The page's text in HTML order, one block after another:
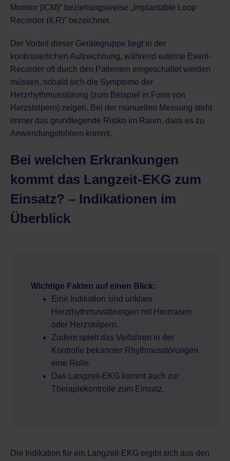
Monitor (ICM)“ beziehungsweise „Implantable Loop
Recorder (ILR)“ bezeichnet.
Der Vorteil dieser Gerätegruppe liegt in der
kontinuierlichen Aufzeichnung, während externe Event-
Recorder oft durch den Patienten eingeschaltet werden
müssen, sobald sich die Symptome der
Herzrhythmusstörung (zum Beispiel in Form von
Herzstolpern) zeigen. Bei der manuellen Messung steht
immer das grundlegende Risiko im Raum, dass es zu
Anwendungsfehlern kommt.
Bei welchen Erkrankungen
kommt das Langzeit-EKG zum
Einsatz? – Indikationen im
Überblick
Wichtige Fakten auf einen Blick:
Eine Indikation sind unklare
Herzrhythmusstörungen mit Herzrasen
oder Herzstolpern.
Zudem spielt das Verfahren in der
Kontrolle bekannter Rhythmusstörungen
eine Rolle.
Das Langzeit-EKG kommt auch zur
Therapiekontrolle zum Einsatz.
Die Indikation für ein Langzeit-EKG ergibt sich aus den